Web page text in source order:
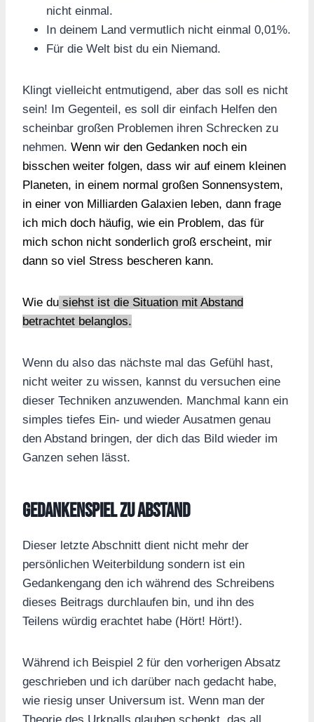
nicht einmal.
In deinem Land vermutlich nicht einmal 0,01%.
Für die Welt bist du ein Niemand.
Klingt vielleicht entmutigend, aber das soll es nicht
sein! Im Gegenteil, es soll dir einfach Helfen den
scheinbar großen Problemen ihren Schrecken zu
nehmen. Wenn wir den Gedanken noch ein
bisschen weiter folgen, dass wir auf einem kleinen
Planeten, in einem normal großen Sonnensystem,
in einer von Milliarden Galaxien leben, dann frage
ich mich doch häufig, wie ein Problem, das für
mich schon nicht sonderlich groß erscheint, mir
dann so viel Stress bescheren kann.
Wie du siehst ist die Situation mit Abstand
betrachtet belanglos.
Wenn du also das nächste mal das Gefühl hast,
nicht weiter zu wissen, kannst du versuchen eine
dieser Techniken anzuwenden. Manchmal kann ein
simples tiefes Ein- und wieder Ausatmen genau
den Abstand bringen, der dich das Bild wieder im
Ganzen sehen lässt.
Gedankenspiel zu Abstand
Dieser letzte Abschnitt dient nicht mehr der
persönlichen Weiterbildung sondern ist ein
Gedankengang den ich während des Schreibens
dieses Beitrags durchlaufen bin, und ihn des
Teilens würdig erachtet habe (Hört! Hört!).
Während ich Beispiel 2 für den vorherigen Absatz
geschrieben und ich darüber nach gedacht habe,
wie riesig unser Universum ist. Wenn man der